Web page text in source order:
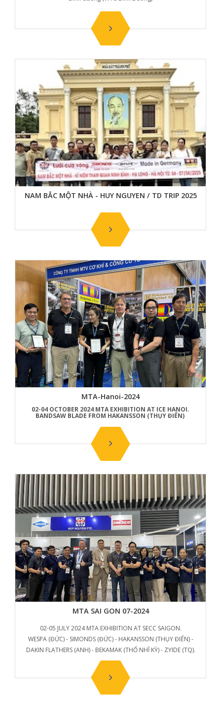
NAM BẮC MỘT NHÀ - HUY NGUYEN / TD TRIP 2025
MTA-Hanoi-2024
02-04 OCTOBER 2024 MTA EXHIBITION AT ICE HANOI.
BANDSAW BLADE FROM HAKANSSON (THỤY ĐIỂN)
MTA SAI GON 07-2024
02-05 JULY 2024 MTA EXHIBITION AT SECC SAIGON.
WESPA (ĐỨC) - SIMONDS (ĐỨC) - HAKANSSON (THỤY ĐIỂN) -
DAKIN FLATHERS (ANH) - BEKAMAK (THỔ NHĨ KỲ) - ZYIDE (TQ).